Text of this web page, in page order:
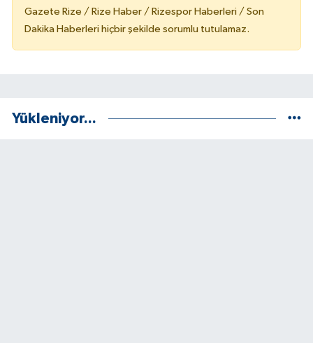
Gazete Rize / Rize Haber / Rizespor Haberleri / Son
Dakika Haberleri hiçbir şekilde sorumlu tutulamaz.
Yükleniyor...